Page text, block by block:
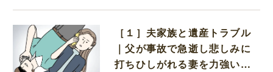
［１］夫家族と遺産トラブル
｜父が事故で急逝し悲しみに
打ちひしがれる妻を力強い言